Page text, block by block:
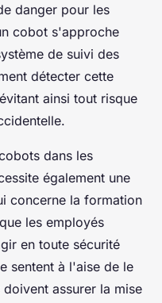
danger pour les
cobot s'approche
de suivi des
détecter cette
ainsi tout risque
dans les
également une
concerne la formation
les employés
en toute sécurité
sentent à l'aise de le
assurer la mise